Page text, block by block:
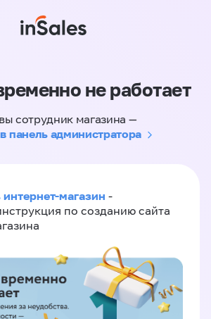
не работает
сотрудник магазина —
панель администратора
магазин -
по созданию сайта